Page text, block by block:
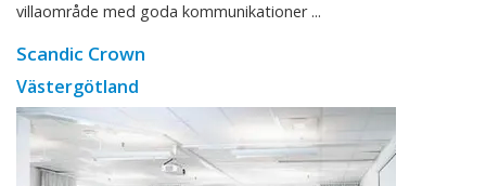
villaområde med goda kommunikationer ...
Scandic Crown
Västergötland